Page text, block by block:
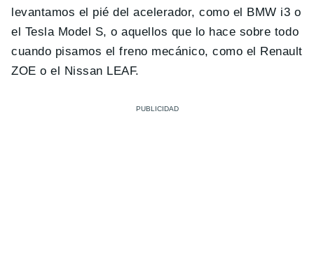
levantamos el pié del acelerador, como el BMW i3 o
el Tesla Model S, o aquellos que lo hace sobre todo
cuando pisamos el freno mecánico, como el Renault
ZOE o el Nissan LEAF.